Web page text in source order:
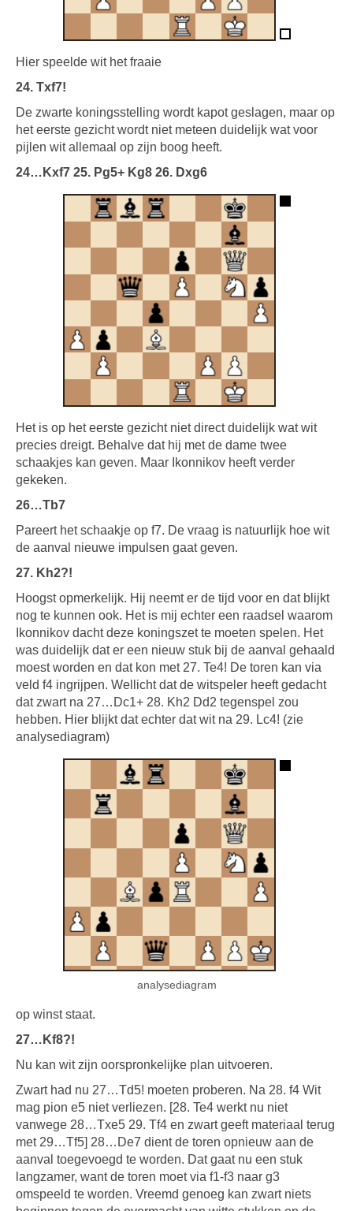
Hier speelde wit het fraaie
24. Txf7!
De zwarte koningsstelling wordt kapot geslagen, maar op
het eerste gezicht wordt niet meteen duidelijk wat voor
pijlen wit allemaal op zijn boog heeft.
24…Kxf7 25. Pg5+ Kg8 26. Dxg6
Het is op het eerste gezicht niet direct duidelijk wat wit
precies dreigt. Behalve dat hij met de dame twee
schaakjes kan geven. Maar Ikonnikov heeft verder
gekeken.
26…Tb7
Pareert het schaakje op f7. De vraag is natuurlijk hoe wit
de aanval nieuwe impulsen gaat geven.
27. Kh2?!
Hoogst opmerkelijk. Hij neemt er de tijd voor en dat blijkt
nog te kunnen ook. Het is mij echter een raadsel waarom
Ikonnikov dacht deze koningszet te moeten spelen. Het
was duidelijk dat er een nieuw stuk bij de aanval gehaald
moest worden en dat kon met 27. Te4! De toren kan via
veld f4 ingrijpen. Wellicht dat de witspeler heeft gedacht
dat zwart na 27…Dc1+ 28. Kh2 Dd2 tegenspel zou
hebben. Hier blijkt dat echter dat wit na 29. Lc4! (zie
analysediagram)
analysediagram
op winst staat.
27…Kf8?!
Nu kan wit zijn oorspronkelijke plan uitvoeren.
Zwart had nu 27…Td5! moeten proberen. Na 28. f4 Wit
mag pion e5 niet verliezen. [28. Te4 werkt nu niet
vanwege 28…Txe5 29. Tf4 en zwart geeft materiaal terug
met 29…Tf5] 28…De7 dient de toren opnieuw aan de
aanval toegevoegd te worden. Dat gaat nu een stuk
langzamer, want de toren moet via f1-f3 naar g3
omspeeld te worden. Vreemd genoeg kan zwart niets